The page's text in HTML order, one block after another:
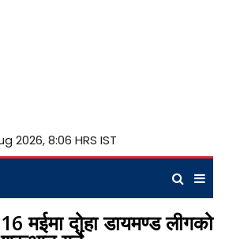
2026, 8:06 HRS IST
मईमा दोहा डायमण्ड लीगको